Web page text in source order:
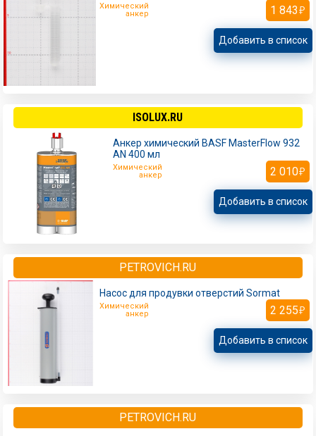
Химический
анкер
1 843
Добавить в список
ISOLUX.RU
Анкер химический BASF MasterFlow 932
AN 400 мл
Химический
анкер
2 010
Добавить в список
PETROVICH.RU
Насос для продувки отверстий Sormat
Химический
анкер
2 255
Добавить в список
PETROVICH.RU